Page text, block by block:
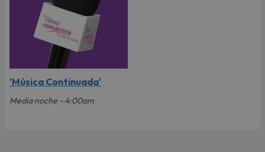
'Música Continuada'
Media noche - 4:00am